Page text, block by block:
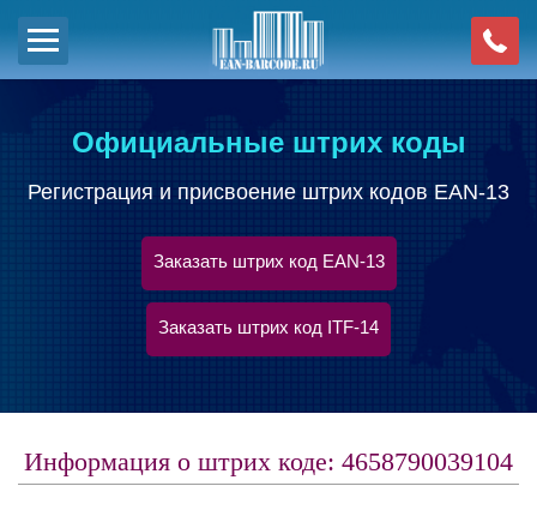
Официальные штрих коды
Регистрация и присвоение штрих кодов EAN-13
Заказать штрих код EAN-13
Заказать штрих код ITF-14
Информация о штрих коде: 4658790039104